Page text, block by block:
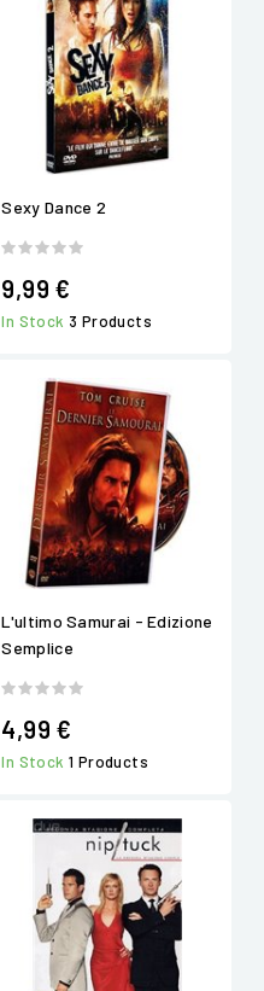
Sexy Dance 2
9,99 €
In Stock 3 Products
L'ultimo Samurai - Edizione
Semplice
4,99 €
In Stock1 Products